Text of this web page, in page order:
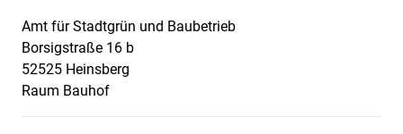
Amt für Stadtgrün und Baubetrieb
Borsigstraße 16 b
52525 Heinsberg
Raum Bauhof